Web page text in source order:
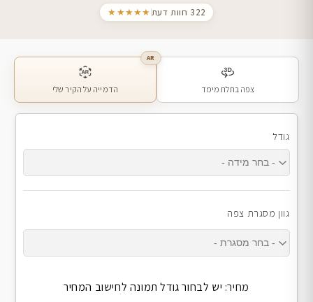
★★★★★
322 חוות דעת
צפה בתלת מימד
AR
הדמייה על הקיר שלי
גודל
גוון מסגרת צפה
מחיר: יש לבחור גודל תמונה לחישוב המחיר